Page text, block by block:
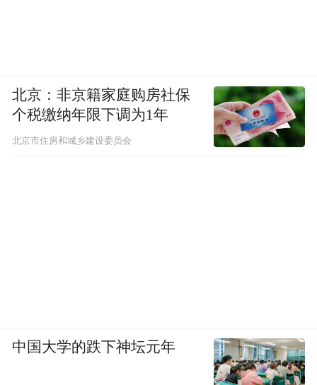
北京：非京籍家庭购房社保
个税缴纳年限下调为1年
北京市住房和城乡建设委员会
中国大学的跌下神坛元年